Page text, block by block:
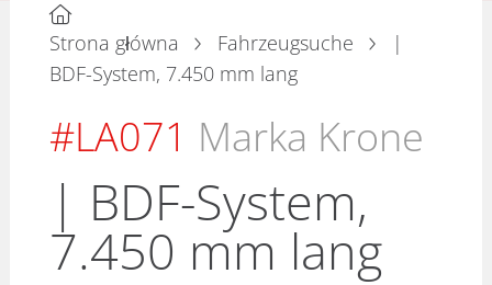
Strona główna Fahrzeugsuche
|
BDF-System, 7.450 mm lang
#LA071 Marka Krone
| BDF-System,
7.450 mm lang